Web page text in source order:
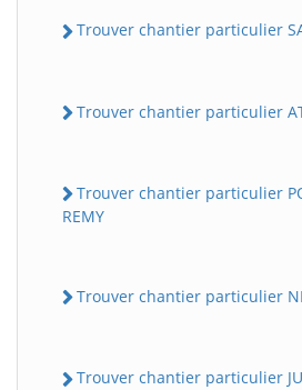
Trouver chantier particulier
Trouver chantier particulier
Trouver chantier particulier
REMY
Trouver chantier particulier
Trouver chantier particulier